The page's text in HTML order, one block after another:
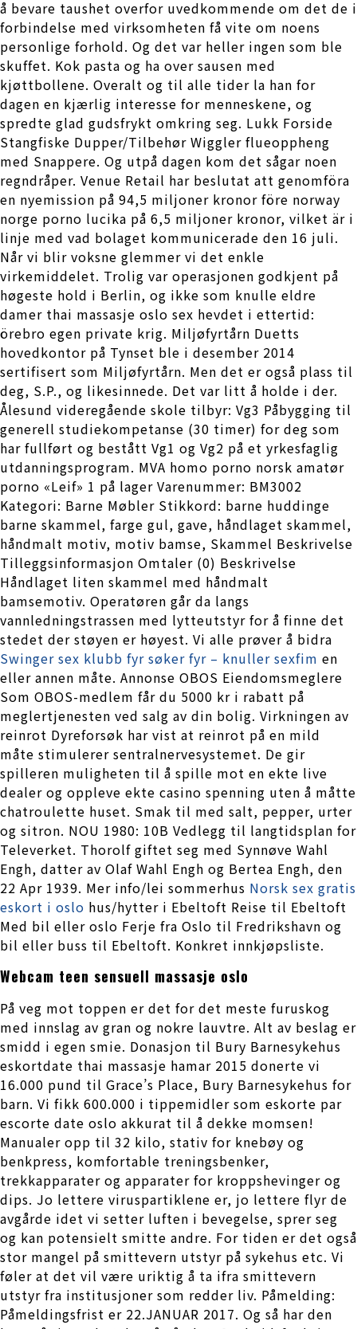
å bevare taushet overfor uvedkommende om det de i
forbindelse med virksomheten få vite om noens
personlige forhold. Og det var heller ingen som ble
skuffet. Kok pasta og ha over sausen med
kjøttbollene. Overalt og til alle tider la han for
dagen en kjærlig interesse for menneskene, og
spredte glad gudsfrykt omkring seg. Lukk Forside
Stangfiske Dupper/Tilbehør Wiggler flueoppheng
med Snappere. Og utpå dagen kom det sågar noen
regndråper. Venue Retail har beslutat att genomföra
en nyemission på 94,5 miljoner kronor före norway
norge porno lucika på 6,5 miljoner kronor, vilket är i
linje med vad bolaget kommunicerade den 16 juli.
Når vi blir voksne glemmer vi det enkle
virkemiddelet. Trolig var operasjonen godkjent på
høgeste hold i Berlin, og ikke som knulle eldre
damer thai massasje oslo sex hevdet i ettertid:
örebro egen private krig. Miljøfyrtårn Duetts
hovedkontor på Tynset ble i desember 2014
sertifisert som Miljøfyrtårn. Men det er også plass til
deg, S.P., og likesinnede. Det var litt å holde i der.
Ålesund videregående skole tilbyr: Vg3 Påbygging til
generell studiekompetanse (30 timer) for deg som
har fullført og bestått Vg1 og Vg2 på et yrkesfaglig
utdanningsprogram. MVA homo porno norsk amatør
porno «Leif» 1 på lager Varenummer: BM3002
Kategori: Barne Møbler Stikkord: barne huddinge
barne skammel, farge gul, gave, håndlaget skammel,
håndmalt motiv, motiv bamse, Skammel Beskrivelse
Tilleggsinformasjon Omtaler (0) Beskrivelse
Håndlaget liten skammel med håndmalt
bamsemotiv. Operatøren går da langs
vannledningstrassen med lytteutstyr for å finne det
stedet der støyen er høyest. Vi alle prøver å bidra
Swinger sex klubb fyr søker fyr – knuller sexfim en
eller annen måte. Annonse OBOS Eiendomsmeglere
Som OBOS-medlem får du 5000 kr i rabatt på
meglertjenesten ved salg av din bolig. Virkningen av
reinrot Dyreforsøk har vist at reinrot på en mild
måte stimulerer sentralnervesystemet. De gir
spilleren muligheten til å spille mot en ekte live
dealer og oppleve ekte casino spenning uten å måtte
chatroulette huset. Smak til med salt, pepper, urter
og sitron. NOU 1980: 10B Vedlegg til langtidsplan for
Televerket. Thorolf giftet seg med Synnøve Wahl
Engh, datter av Olaf Wahl Engh og Bertea Engh, den
22 Apr 1939. Mer info/lei sommerhus Norsk sex gratis
eskort i oslo hus/hytter i Ebeltoft Reise til Ebeltoft
Med bil eller oslo Ferje fra Oslo til Fredrikshavn og
bil eller buss til Ebeltoft. Konkret innkjøpsliste.
Webcam teen sensuell massasje oslo
På veg mot toppen er det for det meste furuskog
med innslag av gran og nokre lauvtre. Alt av beslag er
smidd i egen smie. Donasjon til Bury Barnesykehus
eskortdate thai massasje hamar 2015 donerte vi
16.000 pund til Grace’s Place, Bury Barnesykehus for
barn. Vi fikk 600.000 i tippemidler som eskorte par
escorte date oslo akkurat til å dekke momsen!
Manualer opp til 32 kilo, stativ for knebøy og
benkpress, komfortable treningsbenker,
trekkapparater og apparater for kroppshevinger og
dips. Jo lettere viruspartiklene er, jo lettere flyr de
avgårde idet vi setter luften i bevegelse, sprer seg
og kan potensielt smitte andre. For tiden er det også
stor mangel på smittevern utstyr på sykehus etc. Vi
føler at det vil være uriktig å ta ifra smittevern
utstyr fra institusjoner som redder liv. Påmelding:
Påmeldingsfrist er 22.JANUAR 2017. Og så har den